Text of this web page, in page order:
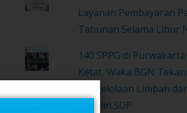
Layanan Pembayaran
Tahunan Selama Libur
140 SPPG di
Ketat, Waka BGN
Pengelolaan Limbah
Disiplin SOP